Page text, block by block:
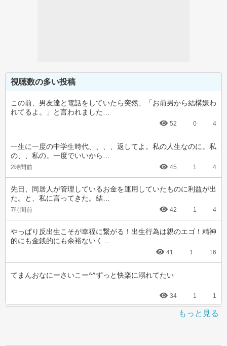
視聴数の多い投稿
この前、男友達と電話をしていたら突然、「お前男から結構嫌わ
れてるよ。」と言われました…
52 0 4
一生に一度の中学生時代、、、、返してよ。私の人生なのに。私
の、、私の。一度でいいから…
2時間前 45 1 4
先日、同居人が管理しているお金を運用していたものに利益が出
た。と、私に言ってきた。結…
7時間前 42 1 4
やっぱり反出生こそが幸福に繋がる！出生行為は親のエゴ！精神
的にも金銭的にも余裕ないく…
41 1 16
てまんおなにーさいこー^^ずっと快楽に溺れてたい
34 1 1
もっと見る